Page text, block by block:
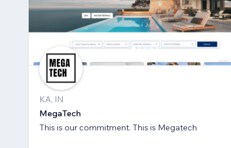
KA, IN
MegaTech
This is our commitment. This is Megatech